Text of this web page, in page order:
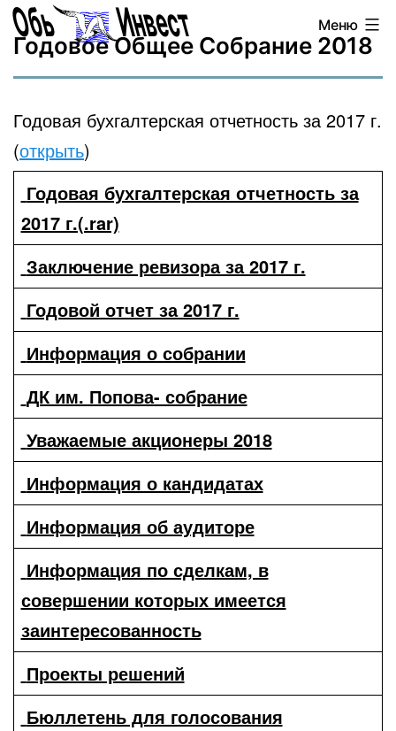
Перейти
содержимому
Обь-
Инвест
Меню
Годовое Общее Собрание 2018
Годовая бухгалтерская отчетность за 2017 г.
(открыть)
Годовая бухгалтерская отчетность за
2017 г.(.rar)
Заключение ревизора за 2017 г.
Годовой отчет за 2017 г.
Информация о собрании
ДК им. Попова- собрание
Уважаемые акционеры 2018
Информация о кандидатах
Информация об аудиторе
Информация по сделкам, в
совершении которых имеется
заинтересованность
Проекты решений
Бюллетень для голосования